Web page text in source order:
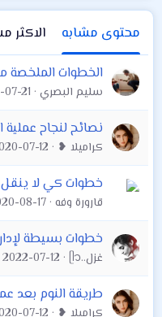
محتوى مشابه الاكثر
سليم البصري 07-21
نصائح لنجاح عملية
كراميلا ❥ 07-12
خطوات كي لا ينقل
قارورة وفه 08-17
خطوات بسيطة
غزل..ᥫ᭡ 2022-07-12
طريقة النوم بعد
كراميلا ❥ 07-12